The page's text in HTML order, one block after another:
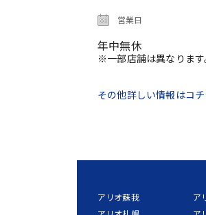
営業日
年中無休
※一部店舗は異なります
その他詳しい情報はコチ
アリオ蘇我
ア